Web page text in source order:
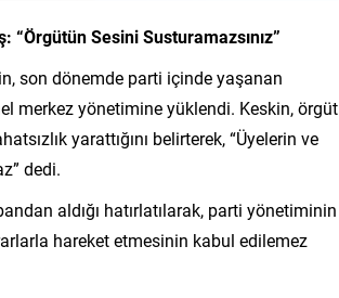
“Örgütün Sesini Susturamazsınız”
son dönemde parti içinde yaşanan
merkez yönetimine yüklendi. Keskin, örgüt
yarattığını belirterek, “Üyelerin ve
dedi.
aldığı hatırlatılarak, parti yönetiminin
hareket etmesinin kabul edilemez